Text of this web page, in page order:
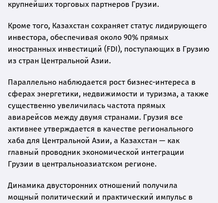
крупнейших торговых партнеров Грузии.
Кроме того, Казахстан сохраняет статус лидирующего
инвестора, обеспечивая около 90% прямых
иностранных инвестиций (FDI), поступающих в Грузию
из стран Центральной Азии.
Параллельно наблюдается рост бизнес-интереса в
сферах энергетики, недвижимости и туризма, а также
существенно увеличилась частота прямых
авиарейсов между двумя странами. Грузия все
активнее утверждается в качестве регионального
хаба для Центральной Азии, а Казахстан — как
главный проводник экономической интеграции
Грузии в центральноазиатском регионе.
Динамика двусторонних отношений получила
мощный политический и практический импульс в